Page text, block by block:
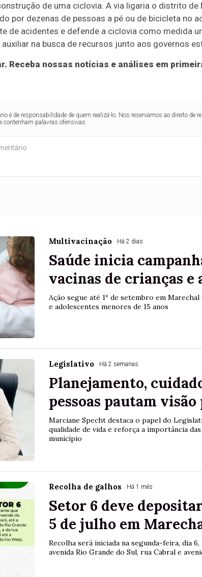
de uma ciclovia. A via ligaria o distrito
por dezenas de pessoas a pé ou de bicicleta no
de acidentes e defende a ciclovia como medida
na busca de recursos junto aos governos
Receba nossas notícias e análises em
é de responsabilidade de quem realizá-lo. Nos reservamos ao direito de
contenham palavras ofensivas.
Multivacinação Há 2 dias
Saúde inicia
vacinas de crianças e
Ação segue até 1º de setembro em
e adolescentes menores de 15 anos
Legislativo Há 2 semanas
Planejamento,
pessoas pautam
Marciane Specht destaca o papel do
qualidade de vida e reforça a importância
município
Recolha de galhos Há 1 mês
Setor 6 deve
5 de julho em
Recolha será iniciada na segunda-feira, dia
avenida Rio Grande do Sul, rua Cabral e